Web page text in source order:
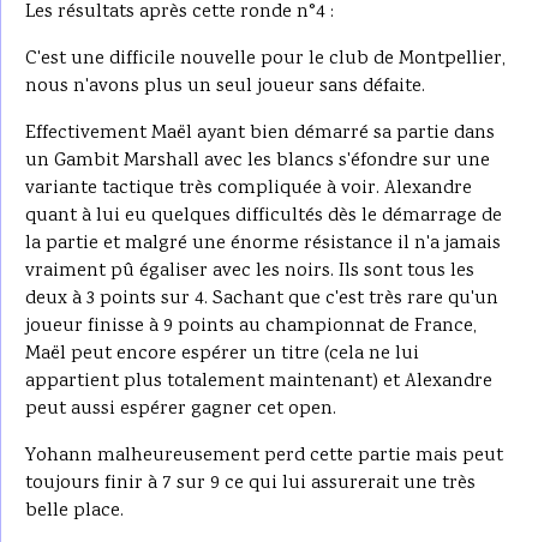
Les résultats après cette ronde n°4 :
C'est une difficile nouvelle pour le club de Montpellier,
nous n'avons plus un seul joueur sans défaite.
Effectivement Maël ayant bien démarré sa partie dans
un Gambit Marshall avec les blancs s'éfondre sur une
variante tactique très compliquée à voir. Alexandre
quant à lui eu quelques difficultés dès le démarrage de
la partie et malgré une énorme résistance il n'a jamais
vraiment pû égaliser avec les noirs. Ils sont tous les
deux à 3 points sur 4. Sachant que c'est très rare qu'un
joueur finisse à 9 points au championnat de France,
Maël peut encore espérer un titre (cela ne lui
appartient plus totalement maintenant) et Alexandre
peut aussi espérer gagner cet open.
Yohann malheureusement perd cette partie mais peut
toujours finir à 7 sur 9 ce qui lui assurerait une très
belle place.